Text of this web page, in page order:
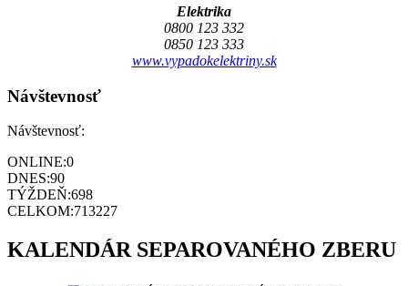
Elektrika
0800 123 332
0850 123 333
www.vypadokelektriny.sk
Návštevnosť
Návštevnosť:
ONLINE:0
DNES:90
TÝŽDEŇ:698
CELKOM:713227
KALENDÁR SEPAROVANÉHO ZBERU